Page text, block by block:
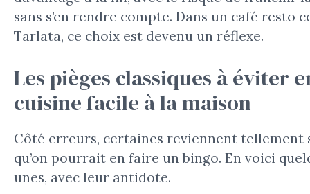
sans s’en rendre compte. Dans un café resto
Tarlata, ce choix est devenu un réflexe.
Les pièges classiques à éviter
cuisine facile à la maison
Côté erreurs, certaines reviennent tellement
qu’on pourrait en faire un bingo. En voici
unes, avec leur antidote.